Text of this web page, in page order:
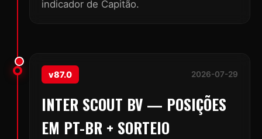
indicador de Capitão.
v87.0 2026-07-29
INTER SCOUT BV — POSIÇÕES
EM PT-BR + SORTEIO